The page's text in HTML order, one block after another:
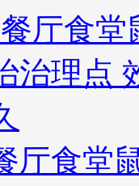
厅食堂